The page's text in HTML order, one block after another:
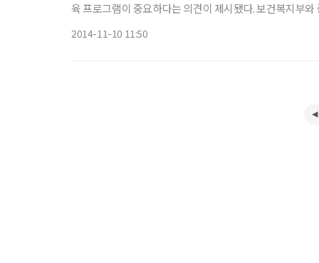
육 프로그램이 중요하다는 의견이 제시됐다. 보건복지부와 중앙노인보호전문기관이 발표한 ‘2013 노인 학대 현황 보고서’에 따르
2014-11-10 11:50